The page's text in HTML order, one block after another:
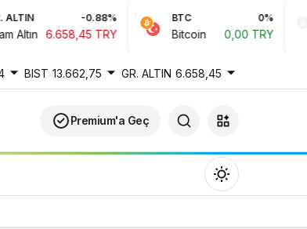
-0.88%
6.658,45 TRY
BTC 0%
Bitcoin 0,00 TRY
BIST 13.662,75 GR. ALTIN 6.658,45
Premium'a Geç